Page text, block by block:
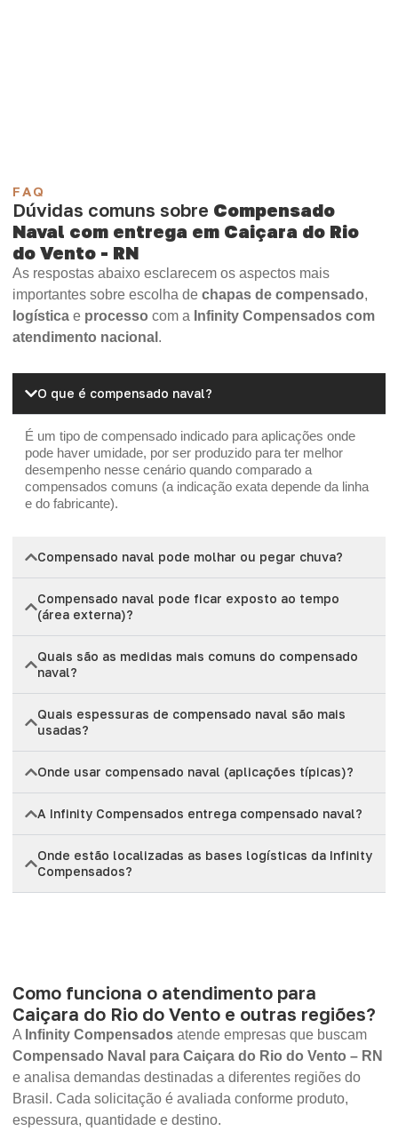
FAQ
Dúvidas comuns sobre Compensado
Naval com entrega em Caiçara do Rio
do Vento - RN
As respostas abaixo esclarecem os aspectos mais
importantes sobre escolha de chapas de compensado,
logística e processo com a Infinity Compensados com
atendimento nacional .
O que é compensado naval?
É um tipo de compensado indicado para aplicações onde
pode haver umidade, por ser produzido para ter melhor
desempenho nesse cenário quando comparado a
compensados comuns (a indicação exata depende da linha
e do fabricante).
Compensado naval pode molhar ou pegar chuva?
Compensado naval pode ficar exposto ao tempo
(área externa)?
Quais são as medidas mais comuns do compensado
naval?
Quais espessuras de compensado naval são mais
usadas?
Onde usar compensado naval (aplicações típicas)?
A Infinity Compensados entrega compensado naval?
Onde estão localizadas as bases logísticas da Infinity
Compensados?
Como funciona o atendimento para
Caiçara do Rio do Vento e outras regiões?
A Infinity Compensados atende empresas que buscam
Compensado Naval para Caiçara do Rio do Vento – RN
e analisa demandas destinadas a diferentes regiões do
Brasil. Cada solicitação é avaliada conforme produto,
espessura, quantidade e destino.